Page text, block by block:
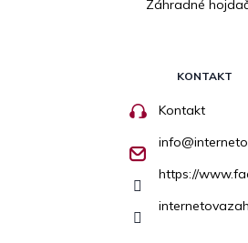
Záhradné
KONTAKT
Kontakt
info@
https://